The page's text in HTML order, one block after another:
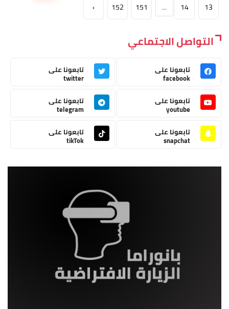
13
14
...
151
152
›
التواصل الاجتماعي
تابعونا على
facebook
تابعونا على
twitter
تابعونا على
youtube
تابعونا على
telegram
تابعونا على
snapchat
تابعونا على
tikTok